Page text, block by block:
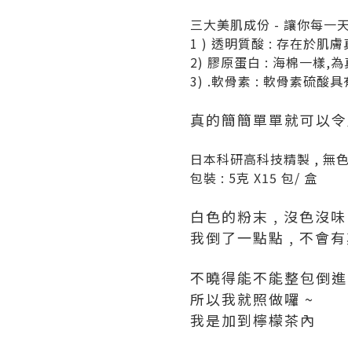
三大美肌成份 - 讓你每一
1 ) 透明質酸 : 存在於肌
2) 膠原蛋白 : 海棉一樣,
3) .軟骨素 : 軟骨素硫酸
真的簡簡單單就可以
日本科研高科技精製 , 無
包裝 : 5克 X15 包/ 盒
白色的粉末 , 沒色沒味
我倒了一點點 , 不會
不曉得能不能整包倒
所以我就照做囉 ~
我是加到檸檬茶內